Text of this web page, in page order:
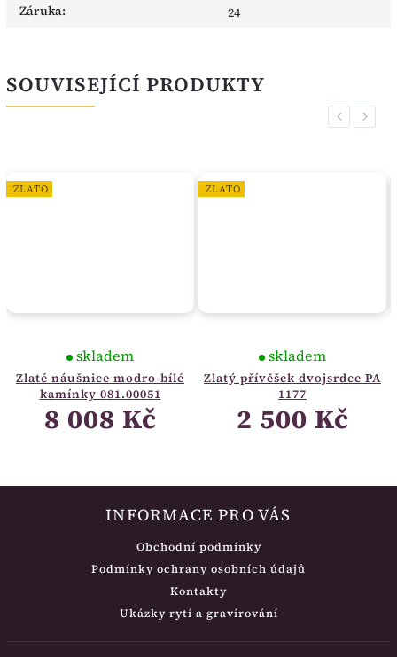
Záruka: 24
SOUVISEJÍCÍ PRODUKTY
Previous
ZLATO
Zlaté náušnice modro-bílé
kamínky 081.00051
skladem
8 008 Kč
ZLATO
Zlatý přívěšek dvojsrdce PA
1177
skladem
2 500 Kč
Next
INFORMACE PRO VÁS
Obchodní podmínky
Podmínky ochrany osobních údajů
Kontakty
Ukázky rytí a gravírování